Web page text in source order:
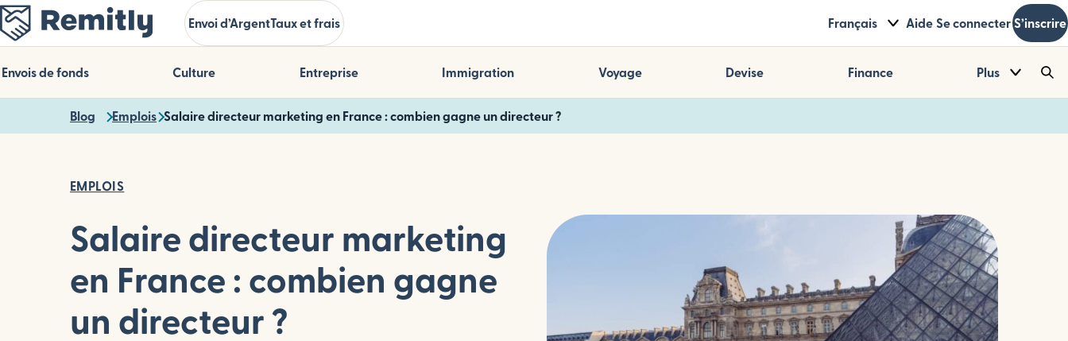
Skip
to
main
content
Envoi d’ArgentTaux et frais Français Aide Se connecter S’inscrire
Envois de fonds Culture Entreprise Immigration Voyage Devise Finance Plus
Blog Emplois Salaire directeur marketing en France : combien gagne un directeur ?
EMPLOIS
Salaire directeur marketing
en France : combien gagne
un directeur ?